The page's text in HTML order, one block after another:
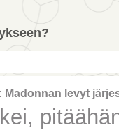
Madonnan levyt